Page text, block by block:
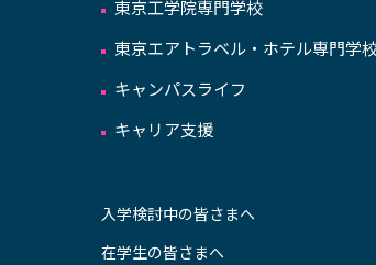
東京工学院専門学校
東京エアトラベル・ホテル専門学
キャンパスライフ
キャリア支援
入学検討中の皆さまへ
在学生の皆さまへ